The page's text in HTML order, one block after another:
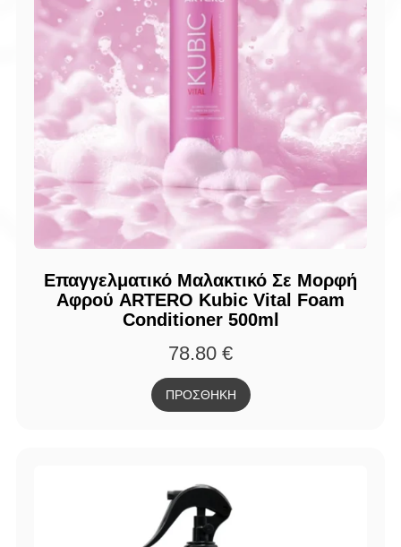
Επαγγελματικό Μαλακτικό Σε Μορφή
Αφρού ARTERO Kubic Vital Foam
Conditioner 500ml
78.80 €
ΠΡΟΣΘΗΚΗ